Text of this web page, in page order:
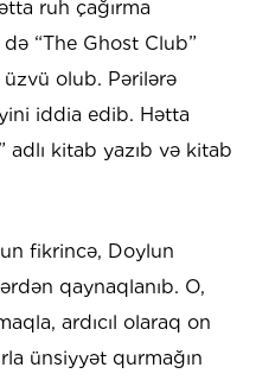
ruh çağırma
“The Ghost Club”
olub. Pərilərə
iddia edib. Hətta
adlı kitab yazıb və kitab
fikrincə, Doylun
qaynaqlanıb. O,
ardıcıl olaraq on
ünsiyyət qurmağın